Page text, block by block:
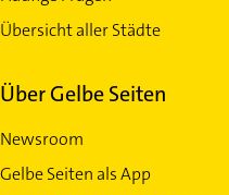
Übersicht aller Städte
Über Gelbe Seiten
Newsroom
Gelbe Seiten als App